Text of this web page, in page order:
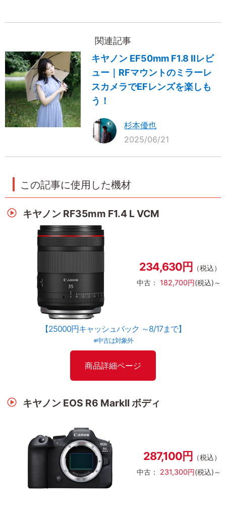
関連記事
キヤノン EF50mm F1.8 IIレビ
ュー｜RFマウントのミラーレ
スカメラでEFレンズを楽しも
う！
杉本優也
2025/06/21
この記事に使用した機材
キヤノン RF35mm F1.4 L VCM
234,630円
（税込）
中古： 182,700円(税込)～
【25000円キャッシュバック ～8/17まで】
※中古は対象外
商品詳細ページ
キヤノン EOS R6 MarkII ボディ
287,100円 （税込）
中古： 231,300円(税込)～